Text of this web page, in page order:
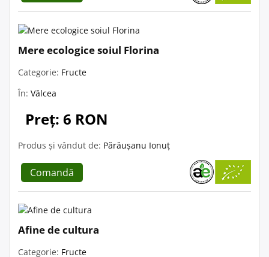
Mere ecologice soiul Florina
Categorie: Fructe
În: Vâlcea
Preț: 6 RON
Produs și vândut de: Părăușanu Ionuț
Comandă
Afine de cultura
Categorie: Fructe